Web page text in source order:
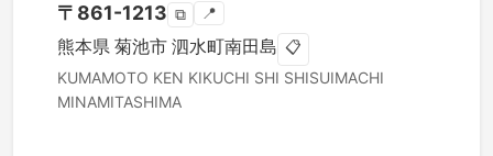
〒 861-1213 ⧉ 📍
熊本県 菊池市 泗水町南田島 📋
KUMAMOTO KEN KIKUCHI SHI SHISUIMACHI
MINAMITASHIMA